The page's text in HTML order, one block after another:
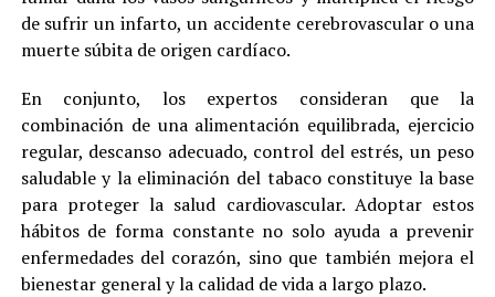
de sufrir un infarto, un accidente cerebrovascular o una
muerte súbita de origen cardíaco.
En conjunto, los expertos consideran que la
combinación de una alimentación equilibrada, ejercicio
regular, descanso adecuado, control del estrés, un peso
saludable y la eliminación del tabaco constituye la base
para proteger la salud cardiovascular. Adoptar estos
hábitos de forma constante no solo ayuda a prevenir
enfermedades del corazón, sino que también mejora el
bienestar general y la calidad de vida a largo plazo.